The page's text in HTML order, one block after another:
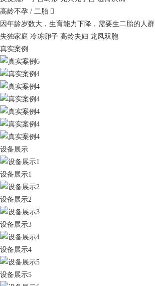
高龄不孕 / 二胎 
因年龄岁数大，生育能力下降，需要生二胎的人群
失独家庭 冷冻卵子 高龄夫妇 龙凤双胞
真实案例
设备展示
设备展示1
设备展示2
设备展示3
设备展示4
设备展示5